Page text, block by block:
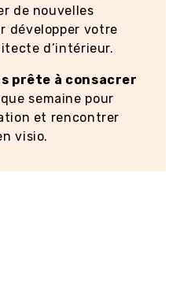
de nouvelles
développer votre
d’intérieur.
prête à consacrer
semaine pour
et rencontrer
visio.